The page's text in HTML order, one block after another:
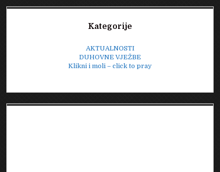
Kategorije
AKTUALNOSTI
DUHOVNE VJEŽBE
Klikni i moli – click to pray